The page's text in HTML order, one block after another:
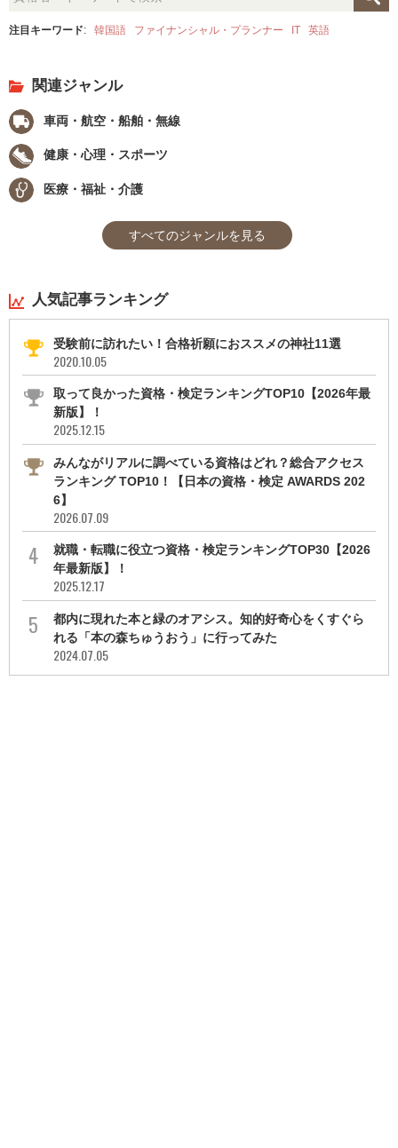
注目キーワード: 韓国語 ファイナンシャル・プランナー IT 英語
関連ジャンル
車両・航空・船舶・無線
健康・心理・スポーツ
医療・福祉・介護
すべてのジャンルを見る
人気記事ランキング
受験前に訪れたい！合格祈願におススメの神社11選
2020.10.05
取って良かった資格・検定ランキングTOP10【2026年最
新版】！
2025.12.15
みんながリアルに調べている資格はどれ？総合アクセス
ランキング TOP10！【日本の資格・検定 AWARDS 202
6】
2026.07.09
就職・転職に役立つ資格・検定ランキングTOP30【2026
年最新版】！
2025.12.17
都内に現れた本と緑のオアシス。知的好奇心をくすぐら
れる「本の森ちゅうおう」に行ってみた
2024.07.05